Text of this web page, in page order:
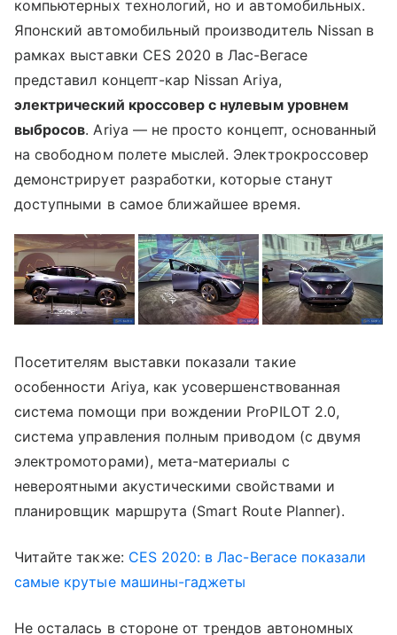
компьютерных технологий, но и автомобильных.
Японский автомобильный производитель Nissan в
рамках выставки CES 2020 в Лас-Вегасе
представил концепт-кар Nissan Ariya,
электрический кроссовер с нулевым уровнем
выбросов. Ariya — не просто концепт, основанный
на свободном полете мыслей. Электрокроссовер
демонстрирует разработки, которые станут
доступными в самое ближайшее время.
Посетителям выставки показали такие
особенности Ariya, как усовершенствованная
система помощи при вождении ProPILOT 2.0,
система управления полным приводом (с двумя
электромоторами), мета-материалы с
невероятными акустическими свойствами и
планировщик маршрута (Smart Route Planner).
Читайте также: CES 2020: в Лас-Вегасе показали
самые крутые машины-гаджеты
Не осталась в стороне от трендов автономных